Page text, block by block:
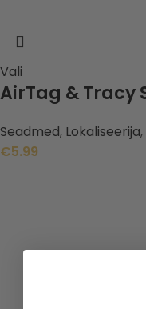
Vali
AirTag & Tracy
Seadmed, Lokaliseerija,
€5.99